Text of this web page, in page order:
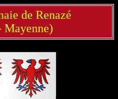
de Renazé
Mayenne)